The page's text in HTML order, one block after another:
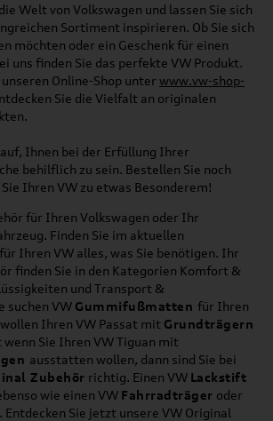
Welt von Volkswagen und lassen Sie sich
Sortiment inspirieren. Ob Sie sich
möchten oder ein Geschenk für einen
uns finden Sie das perfekte VW Produkt.
Online-Shop unter www.vw-shop-
Sie die Vielfalt an originalen
Ihnen bei der Erfüllung Ihrer
behilflich zu sein. Bestellen Sie noch
Ihren VW zu etwas Besonderem!
für Ihren Volkswagen oder Ihr
Finden Sie im aktuellen
Ihren VW alles, was Sie benötigen. Ihr
finden Sie in den Kategorien Komfort &
und Transport &
suchen VW Gummifußmatten für Ihren
Ihren VW Passat mit Grundträgern
Sie Ihren VW Tiguan mit
ausstatten wollen, dann sind Sie bei
Zubehör richtig. Einen VW Lackstift
wie einen VW Fahrradträger oder
. Entdecken Sie jetzt unsere VW Original